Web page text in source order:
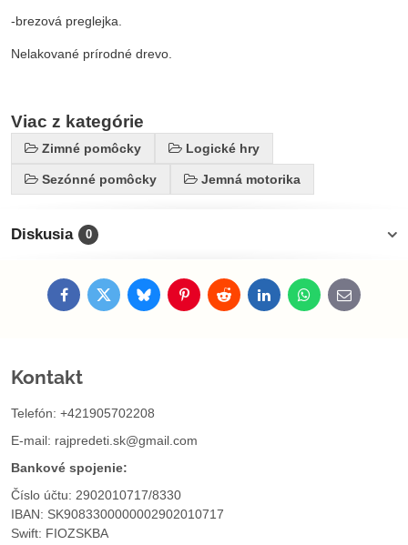
-brezová preglejka.
Nelakované prírodné drevo.
Viac z kategórie
Zimné pomôcky Logické hry
Sezónné pomôcky Jemná motorika
Diskusia 0
FacebookTwitterBlueskyPinterestRedditLinkedInWhatsApp
E-
mail
Kontakt
Telefón: +421905702208
E-mail: rajpredeti.sk@gmail.com
Bankové spojenie:
Číslo účtu: 2902010717/8330
IBAN: SK9083300000002902010717
Swift: FIOZSKBA